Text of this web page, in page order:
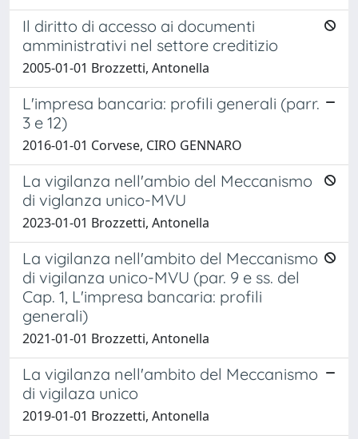
Il diritto di accesso ai documenti
amministrativi nel settore creditizio
2005-01-01 Brozzetti, Antonella
L'impresa bancaria: profili generali (parr.
3 e 12)
2016-01-01 Corvese, CIRO GENNARO
La vigilanza nell'ambio del Meccanismo
di viglanza unico-MVU
2023-01-01 Brozzetti, Antonella
La vigilanza nell'ambito del Meccanismo
di vigilanza unico-MVU (par. 9 e ss. del
Cap. 1, L'impresa bancaria: profili
generali)
2021-01-01 Brozzetti, Antonella
La vigilanza nell'ambito del Meccanismo
di vigilaza unico
2019-01-01 Brozzetti, Antonella